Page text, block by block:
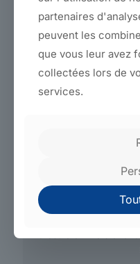
Usines qui
C'est le nombre de
partenaires
peuvent les
que vous leur avez
collectées lors de
services.